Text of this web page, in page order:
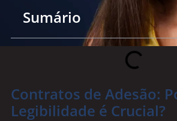
Sumário
Contratos de Adesão:
Legibilidade é Crucial?